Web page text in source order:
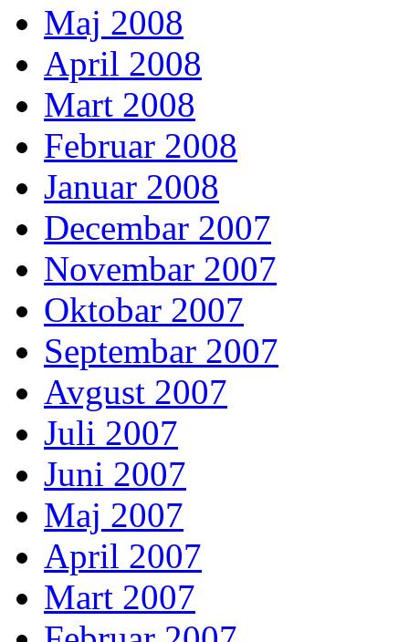
Maj 2008
April 2008
Mart 2008
Februar 2008
Januar 2008
Decembar 2007
Novembar 2007
Oktobar 2007
Septembar 2007
Avgust 2007
Juli 2007
Juni 2007
Maj 2007
April 2007
Mart 2007